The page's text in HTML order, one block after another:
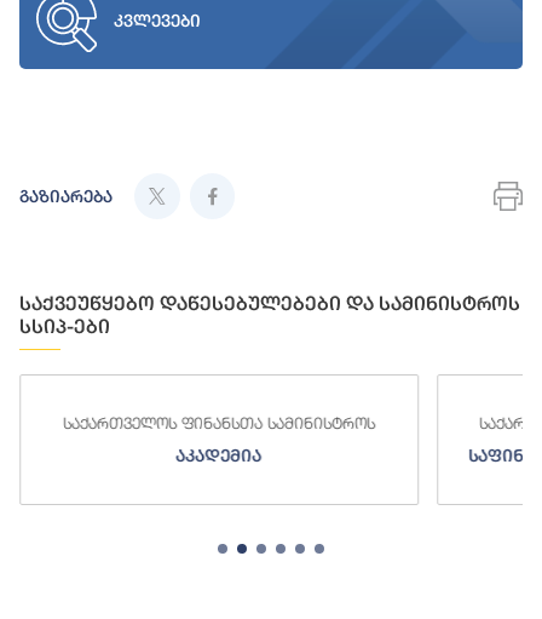
კვლევები
გაზიარება
საქვეუწყებო დაწესებულებები და სამინისტროს
სსიპ-ები
საქართველოს ფინანსთა სამინისტროს
აკადემია